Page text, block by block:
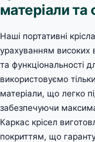
матеріали та
Наші портативні
урахуванням високих
та функціональності
використовуємо
матеріали, що легко
забезпечуючи
Каркас крісел
покриттям, що